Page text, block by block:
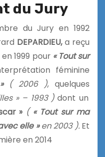
du Jury
du Jury en 1992
DEPARDIEU,a reçu
1999 pour « Tout sur
féminine
( 2006 ), quelques
» – 1993 )dont un
» ( « Tout sur ma
elle »en 2003 ). Et
en 2014